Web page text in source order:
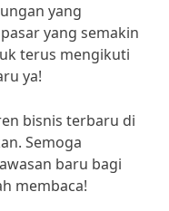
yang
yang semakin
terus mengikuti
ya!
bisnis terbaru di
Semoga
baru bagi
membaca!